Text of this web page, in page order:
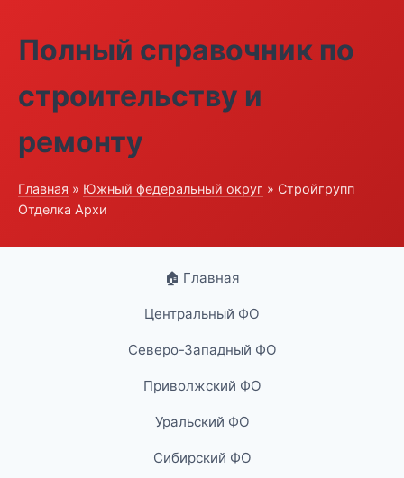
Полный справочник по
строительству и
ремонту
Главная » Южный федеральный округ » Стройгрупп
Отделка Архи
🏠 Главная
Центральный ФО
Северо-Западный ФО
Приволжский ФО
Уральский ФО
Сибирский ФО